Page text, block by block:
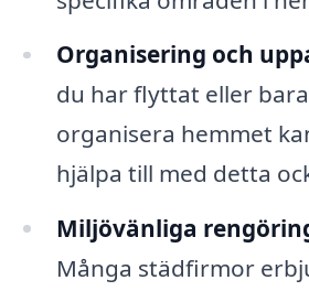
Organisering och
du har flyttat eller
organisera hemmet
hjälpa till med detta
Miljövänliga
Många städfirmor